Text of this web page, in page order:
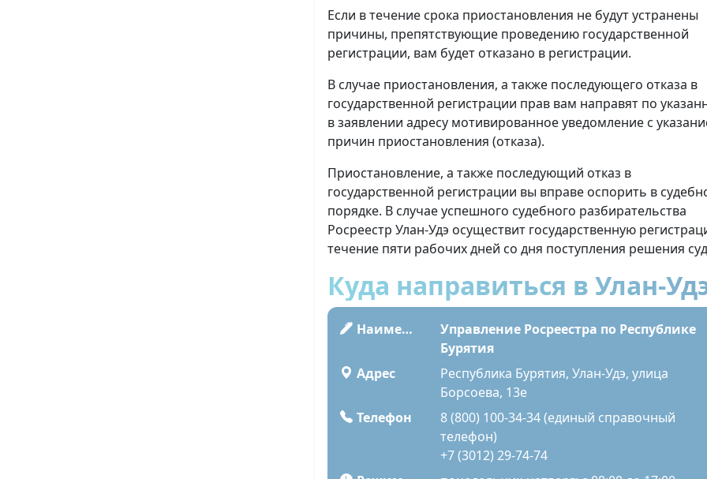
Если в течение срока приостановления не будут устранены
причины, препятствующие проведению государственной
регистрации, вам будет отказано в регистрации.
В случае приостановления, а также последующего отказа в
государственной регистрации прав вам направят по
в заявлении адресу мотивированное уведомление с
причин приостановления (отказа).
Приостановление, а также последующий отказ в
государственной регистрации вы вправе оспорить в
порядке. В случае успешного судебного разбирательства
Росреестр Улан-Удэ осуществит государственную
течение пяти рабочих дней со дня поступления решения
Куда направиться в Улан-
Наименование
Управление Росреестра по Республике
Бурятия
Адрес
Республика Бурятия, Улан-Удэ, улица
Борсоева, 13е
Телефон
8 (800) 100-34-34 (единый справочный
телефон)
+7 (3012) 29-74-74